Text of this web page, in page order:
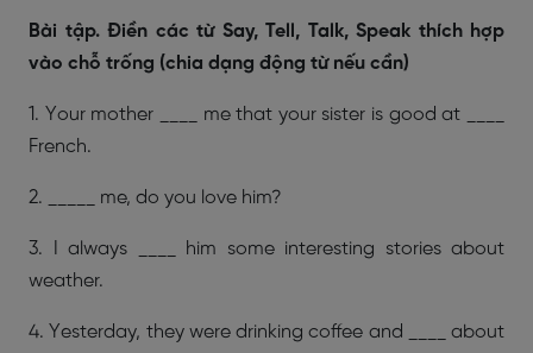
Bài tập. Điền các từ Say, Tell, Talk, Speak thích hợp
vào chỗ trống (chia dạng động từ nếu cần)
1. Your mother ____ me that your sister is good at ____
French.
2. _____ me, do you love him?
3. I always ____ him some interesting stories about
weather.
4. Yesterday, they were drinking coffee and ____ about